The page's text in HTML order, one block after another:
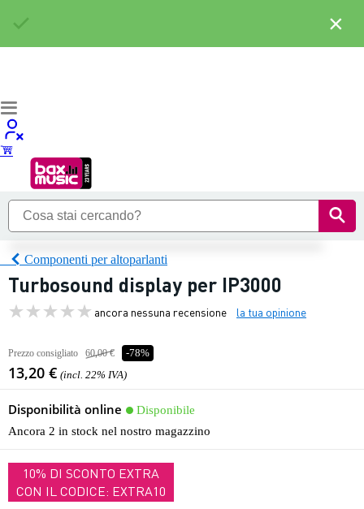
Componenti per altoparlanti
Turbosound display per IP3000
ancora nessuna recensione la tua opinione
Prezzo consigliato 60,00 € -78%
13,20 € (incl. 22% IVA)
Disponibilità online
Disponibile
Ancora 2 in stock nel nostro magazzino
10% DI SCONTO EXTRA
CON IL CODICE: EXTRA10
×